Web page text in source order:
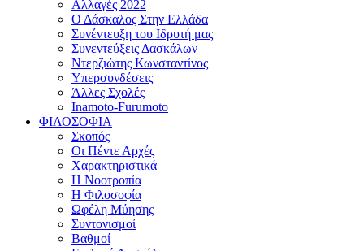
Αλλαγές 2022
Ο Δάσκαλος Στην Ελλάδα
Συνέντευξη του Ιδρυτή μας
Συνεντεύξεις Δασκάλων
Ντερζιώτης Κωνσταντίνος
Υπερσυνδέσεις
Άλλες Σχολές
Inamoto-Furumoto
ΦΙΛΟΣΟΦΙΑ
Σκοπός
Οι Πέντε Αρχές
Χαρακτηριστικά
Η Νοοτροπία
Η Φιλοσοφία
Ωφέλη Μύησης
Συντονισμοί
Βαθμοί